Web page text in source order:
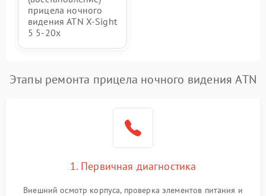
прицела ночного
видения ATN X-Sight
5 5-20x
Этапы ремонта прицела ночного видения ATN
1. Первичная диагностика
Внешний осмотр корпуса, проверка элементов питания и